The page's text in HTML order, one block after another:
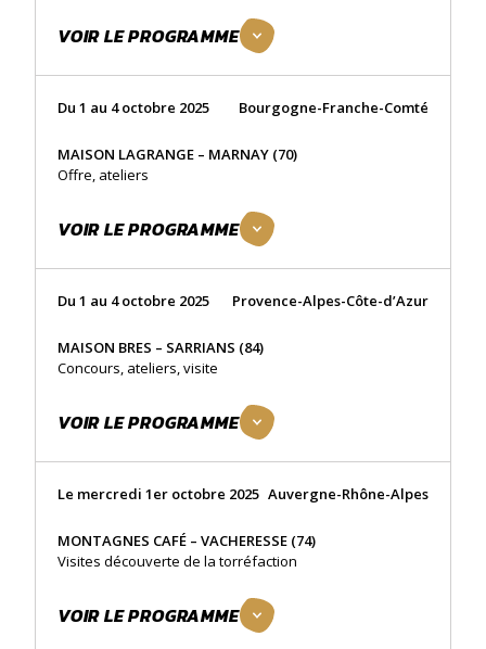
VOIR LE PROGRAMME
Du 1 au 4 octobre 2025 Bourgogne-Franche-Comté
MAISON LAGRANGE – MARNAY (70)
Offre, ateliers
VOIR LE PROGRAMME
Du 1 au 4 octobre 2025 Provence-Alpes-Côte-d’Azur
MAISON BRES – SARRIANS (84)
Concours, ateliers, visite
VOIR LE PROGRAMME
Le mercredi 1er octobre 2025 Auvergne-Rhône-Alpes
MONTAGNES CAFÉ – VACHERESSE (74)
Visites découverte de la torréfaction
VOIR LE PROGRAMME